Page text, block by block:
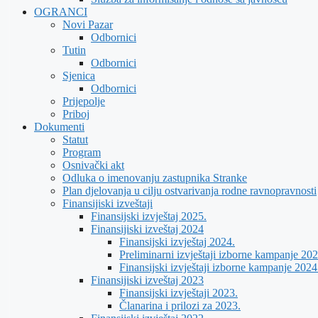
OGRANCI
Novi Pazar
Odbornici
Tutin
Odbornici
Sjenica
Odbornici
Prijepolje
Priboj
Dokumenti
Statut
Program
Osnivački akt
Odluka o imenovanju zastupnika Stranke
Plan djelovanja u cilju ostvarivanja rodne ravnopravnosti
Finansijiski izveštaji
Finansijski izvještaj 2025.
Finansijiski izveštaj 2024
Finansijski izvještaj 2024.
Preliminarni izvještaji izborne kampanje
Finansijski izvještaji izborne kampanje
Finansijiski izveštaj 2023
Finansijski izvještaji 2023.
Članarina i prilozi za 2023.